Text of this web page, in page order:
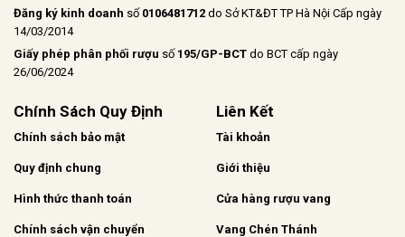
Đăng ký kinh doanh số 0106481712 do Sở KT&ĐT TP Hà Nội Cấp ngày
14/03/2014
Giấy phép phân phối rượu số 195/GP-BCT do BCT cấp ngày
26/06/2024
Chính Sách Quy Định
Chính sách bảo mật
Quy định chung
Hình thức thanh toán
Chính sách vận chuyển
Liên Kết
Tài khoản
Giới thiệu
Cửa hàng rượu vang
Vang Chén Thánh